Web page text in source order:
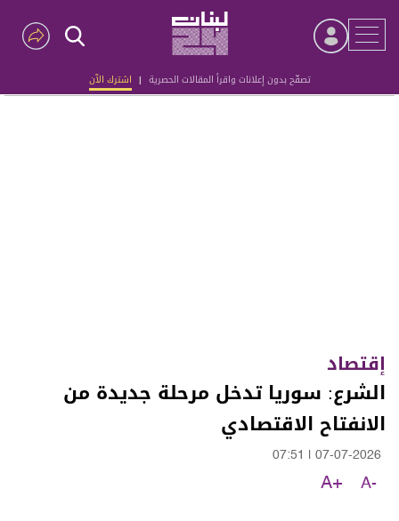
تصفّح بدون إعلانات واقرأ المقالات الحصرية | اشترك الآن
Advertisement
إقتصاد
الشرع: سوريا تدخل مرحلة جديدة من
الانفتاح الاقتصادي
07-07-2026
07:51
A-
A+